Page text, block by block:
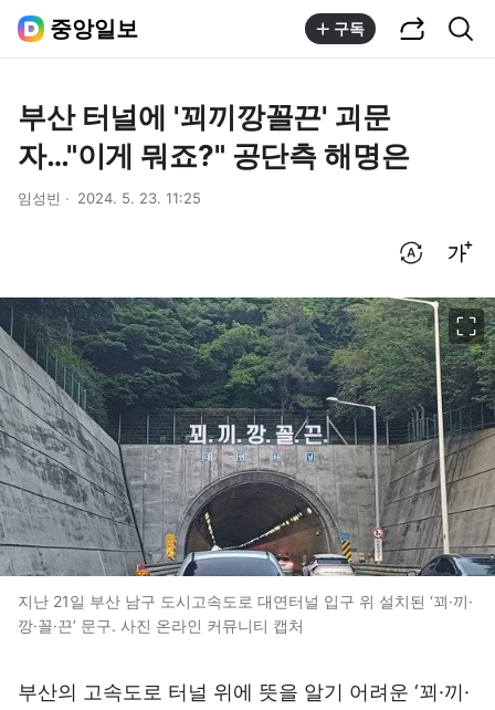
중앙일보 구독
부산 터널에 '꾀끼깡꼴끈' 괴문
자…"이게 뭐죠?" 공단측 해명은
임성빈 2024. 5. 23. 11:25
지난 21일 부산 남구 도시고속도로 대연터널 입구 위 설치된 ‘꾀·끼·
깡·꼴·끈’ 문구. 사진 온라인 커뮤니티 캡처
부산의 고속도로 터널 위에 뜻을 알기 어려운 ‘꾀·끼·